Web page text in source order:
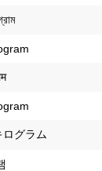
グラム